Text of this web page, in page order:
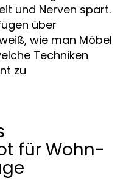
und Nerven spart.
über
wie man Möbel
Techniken
zu
für Wohn-